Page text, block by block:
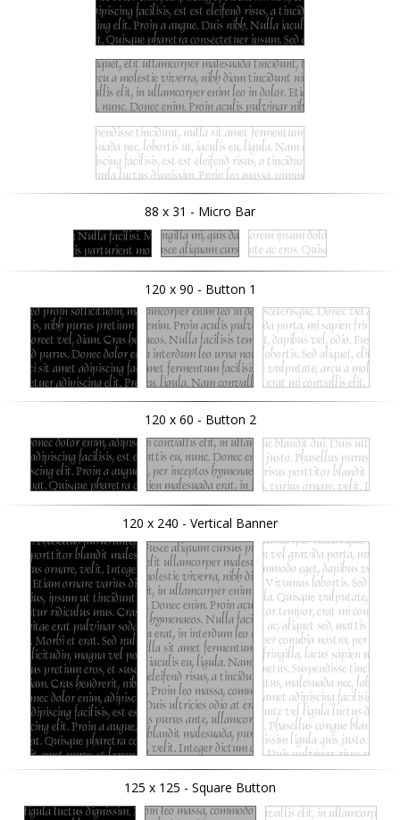
88 x 31 - Micro Bar
120 x 90 - Button 1
120 x 60 - Button 2
120 x 240 - Vertical Banner
125 x 125 - Square Button